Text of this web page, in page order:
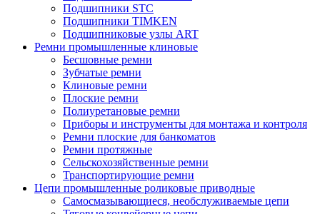
Подшипники STC
Подшипники TIMKEN
Подшипниковые узлы ART
Ремни промышленные клиновые
Бесшовные ремни
Зубчатые ремни
Клиновые ремни
Плоские ремни
Полиуретановые ремни
Приборы и инструменты для монтажа и контроля
Ремни плоские для банкоматов
Ремни протяжные
Сельскохозяйственные ремни
Транспортирующие ремни
Цепи промышленные роликовые приводные
Самосмазывающиеся, необслуживаемые цепи